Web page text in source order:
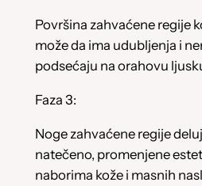
Površina zahvaćene regije
može da ima udubljenja i
podsećaju na orahovu
Faza 3:
Noge zahvaćene regije
natečeno, promenjene
naborima kože i masnih